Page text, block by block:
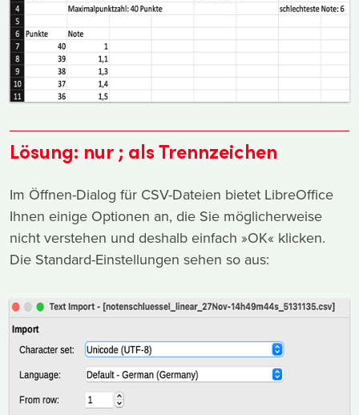
Lösung: nur ; als Trennzeichen
Im Öffnen-Dialog für CSV-Dateien bietet LibreOffice
Ihnen einige Optionen an, die Sie möglicherweise
nicht verstehen und deshalb einfach »OK« klicken.
Die Standard-Einstellungen sehen so aus: